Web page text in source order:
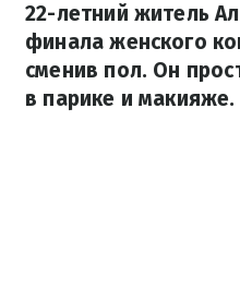
22-летний житель
финала женского
сменив пол. Он
в парике и макияже.